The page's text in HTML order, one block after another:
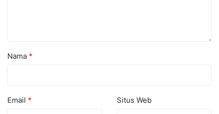
Nama *
Email * Situs Web